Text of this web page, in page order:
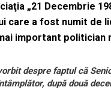
„21 Decembrie
care a fost numit de
important politician
despre faptul că
după două